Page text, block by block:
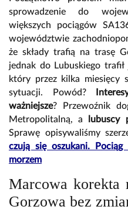
sprowadzenie do
większych pociągów
województwie
że składy trafią na trasę
jednak do Lubuskiego
który przez kilka miesięcy
sytuacji. Powód?
ważniejsze? Przewoźnik
Metropolitalną, a
lubuscy
Sprawę opisywaliśmy
czują się oszukani.
morzem
Marcowa korekta
Gorzowa bez